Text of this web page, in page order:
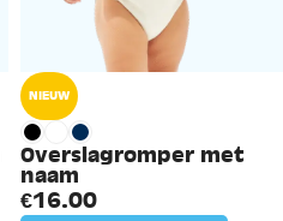
NIEUW
Overslagromper met
naam
€16.00